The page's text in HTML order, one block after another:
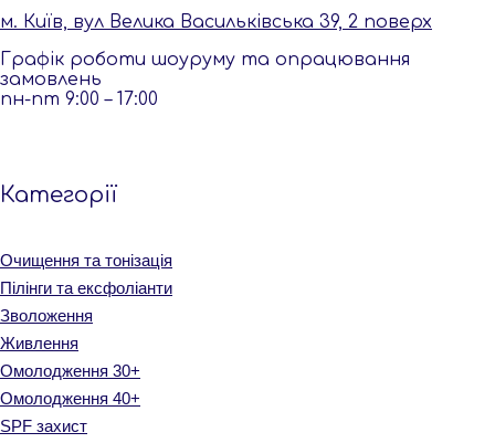
м. Київ, вул Велика Васильківська 39, 2 поверх
Графік роботи шоуруму та опрацювання
замовлень
пн-пт 9:00 – 17:00
Категорiї
Очищення та тонізація
Пілінги та ексфоліанти
Зволоження
Живлення
Омолодження 30+
Омолодження 40+
SPF захист